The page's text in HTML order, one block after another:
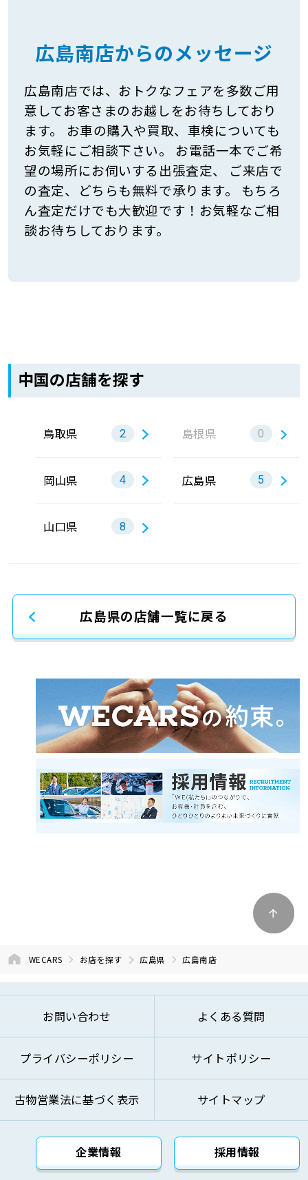
広島南店からのメッセージ
広島南店では、おトクなフェアを多数ご用
意してお客さまのお越しをお待ちしており
ます。 お車の購入や買取、車検についても
お気軽にご相談下さい。 お電話一本でご希
望の場所にお伺いする出張査定、 ご来店で
の査定、どちらも無料で承ります。 もちろ
ん査定だけでも大歓迎です！お気軽なご相
談お待ちしております。
中国の店舗を探す
鳥取県 2 島根県 0
岡山県 4 広島県 5
山口県 8
広島県の店舗一覧に戻る
WECARS お店を探す 広島県 広島南店
お問い合わせ よくある質問
プライバシーポリシー サイトポリシー
古物営業法に基づく表示 サイトマップ
企業情報 採用情報